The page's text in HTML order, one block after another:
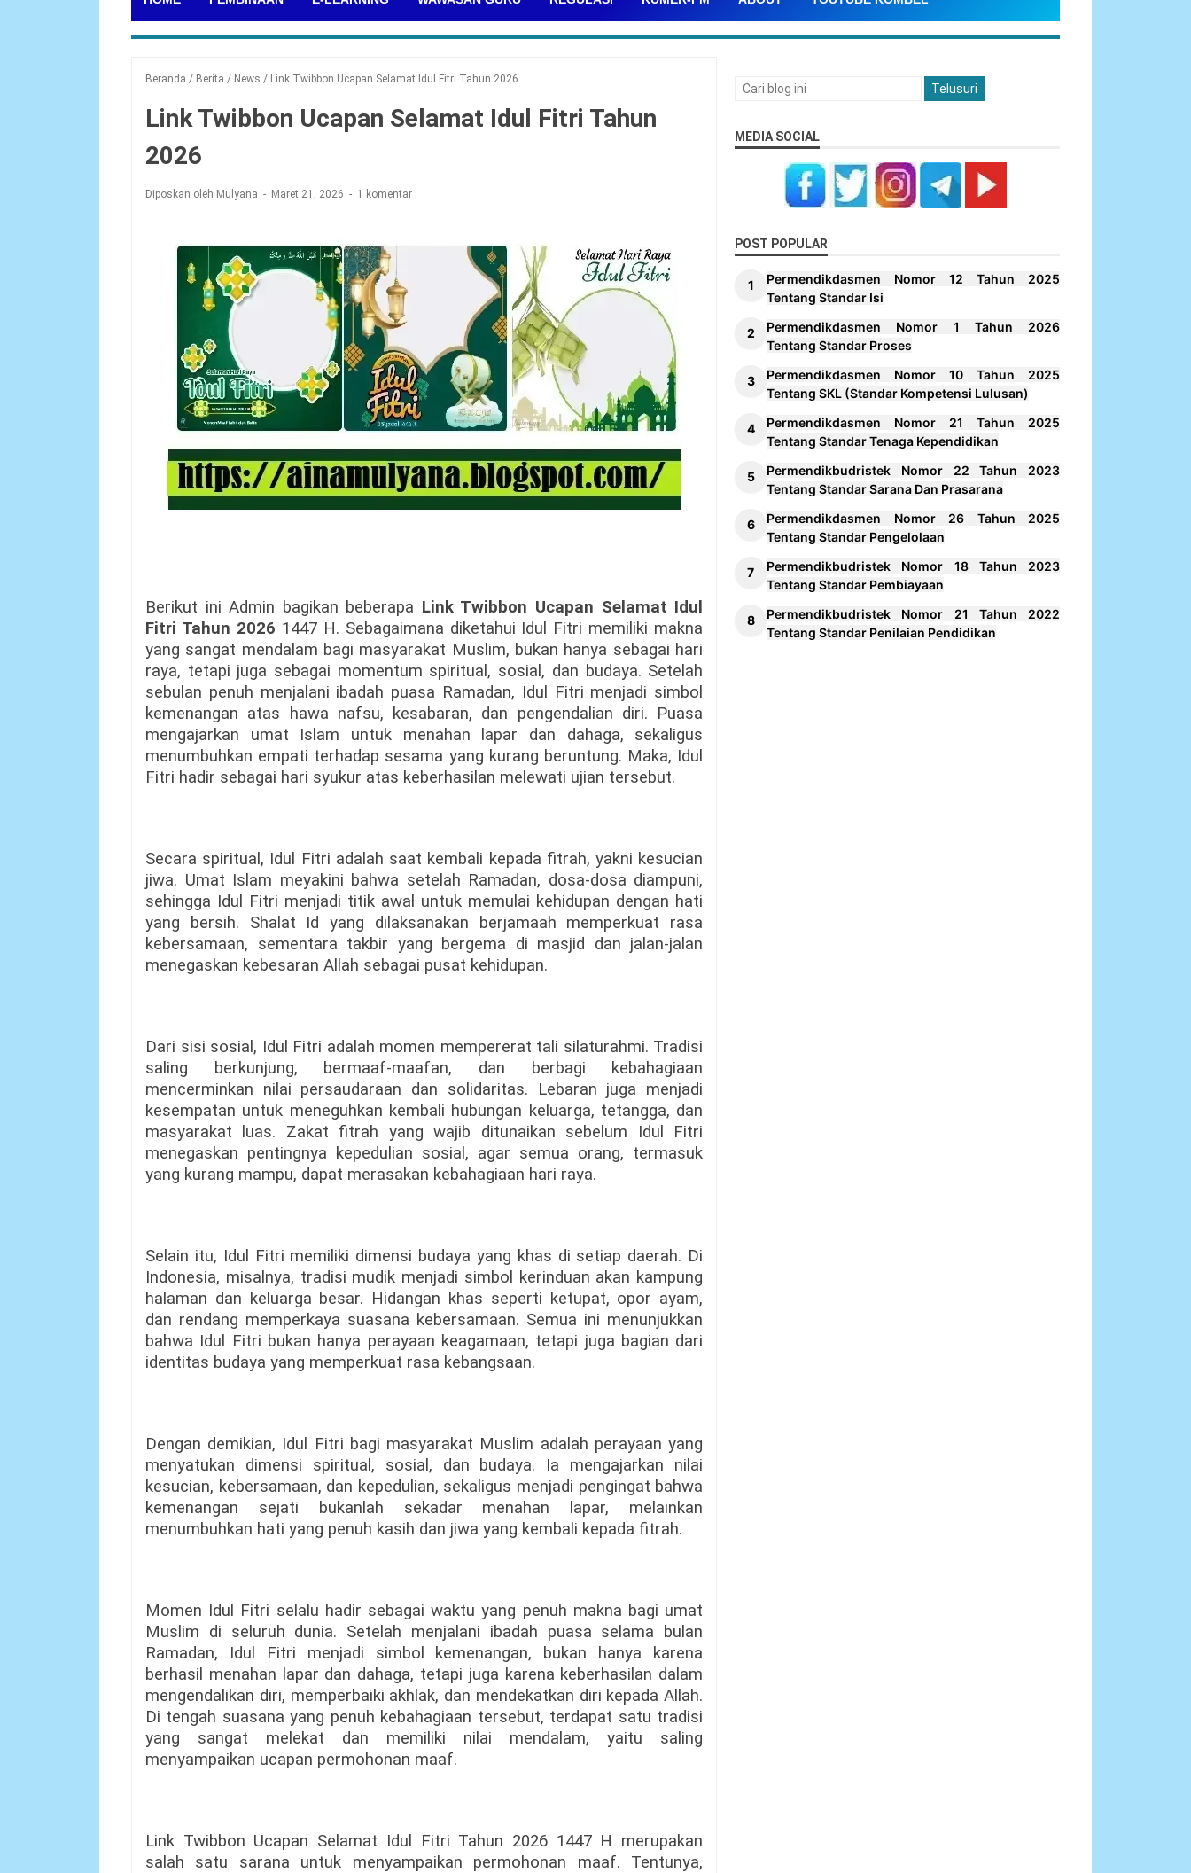
Beranda / Berita / News / Link Twibbon Ucapan Selamat Idul Fitri Tahun 2026
Link Twibbon Ucapan Selamat Idul Fitri Tahun
2026
Diposkan oleh Mulyana Maret 21, 2026 1 komentar
Berikut ini Admin bagikan beberapa Link Twibbon Ucapan Selamat Idul
Fitri Tahun 2026 1447 H. Sebagaimana diketahui Idul Fitri memiliki makna
yang sangat mendalam bagi masyarakat Muslim, bukan hanya sebagai hari
raya, tetapi juga sebagai momentum spiritual, sosial, dan budaya. Setelah
sebulan penuh menjalani ibadah puasa Ramadan, Idul Fitri menjadi simbol
kemenangan atas hawa nafsu, kesabaran, dan pengendalian diri. Puasa
mengajarkan umat Islam untuk menahan lapar dan dahaga, sekaligus
menumbuhkan empati terhadap sesama yang kurang beruntung. Maka, Idul
Fitri hadir sebagai hari syukur atas keberhasilan melewati ujian tersebut.
Secara spiritual, Idul Fitri adalah saat kembali kepada fitrah, yakni kesucian
jiwa. Umat Islam meyakini bahwa setelah Ramadan, dosa-dosa diampuni,
sehingga Idul Fitri menjadi titik awal untuk memulai kehidupan dengan hati
yang bersih. Shalat Id yang dilaksanakan berjamaah memperkuat rasa
kebersamaan, sementara takbir yang bergema di masjid dan jalan-jalan
menegaskan kebesaran Allah sebagai pusat kehidupan.
Dari sisi sosial, Idul Fitri adalah momen mempererat tali silaturahmi. Tradisi
saling berkunjung, bermaaf-maafan, dan berbagi kebahagiaan
mencerminkan nilai persaudaraan dan solidaritas. Lebaran juga menjadi
kesempatan untuk meneguhkan kembali hubungan keluarga, tetangga, dan
masyarakat luas. Zakat fitrah yang wajib ditunaikan sebelum Idul Fitri
menegaskan pentingnya kepedulian sosial, agar semua orang, termasuk
yang kurang mampu, dapat merasakan kebahagiaan hari raya.
Selain itu, Idul Fitri memiliki dimensi budaya yang khas di setiap daerah. Di
Indonesia, misalnya, tradisi mudik menjadi simbol kerinduan akan kampung
halaman dan keluarga besar. Hidangan khas seperti ketupat, opor ayam,
dan rendang memperkaya suasana kebersamaan. Semua ini menunjukkan
bahwa Idul Fitri bukan hanya perayaan keagamaan, tetapi juga bagian dari
identitas budaya yang memperkuat rasa kebangsaan.
Dengan demikian, Idul Fitri bagi masyarakat Muslim adalah perayaan yang
menyatukan dimensi spiritual, sosial, dan budaya. Ia mengajarkan nilai
kesucian, kebersamaan, dan kepedulian, sekaligus menjadi pengingat bahwa
kemenangan sejati bukanlah sekadar menahan lapar, melainkan
menumbuhkan hati yang penuh kasih dan jiwa yang kembali kepada fitrah.
Momen Idul Fitri selalu hadir sebagai waktu yang penuh makna bagi umat
Muslim di seluruh dunia. Setelah menjalani ibadah puasa selama bulan
Ramadan, Idul Fitri menjadi simbol kemenangan, bukan hanya karena
berhasil menahan lapar dan dahaga, tetapi juga karena keberhasilan dalam
mengendalikan diri, memperbaiki akhlak, dan mendekatkan diri kepada Allah.
Di tengah suasana yang penuh kebahagiaan tersebut, terdapat satu tradisi
yang sangat melekat dan memiliki nilai mendalam, yaitu saling
menyampaikan ucapan permohonan maaf.
Link Twibbon Ucapan Selamat Idul Fitri Tahun 2026 1447 H merupakan
salah satu sarana untuk menyampaikan permohonan maaf. Tentunya,
MEDIA SOCIAL
POST POPULAR
Permendikdasmen Nomor 12 Tahun 2025
Tentang Standar Isi
Permendikdasmen Nomor 1 Tahun 2026
Tentang Standar Proses
Permendikdasmen Nomor 10 Tahun 2025
Tentang SKL (Standar Kompetensi Lulusan)
Permendikdasmen Nomor 21 Tahun 2025
Tentang Standar Tenaga Kependidikan
Permendikbudristek Nomor 22 Tahun 2023
Tentang Standar Sarana Dan Prasarana
Permendikdasmen Nomor 26 Tahun 2025
Tentang Standar Pengelolaan
Permendikbudristek Nomor 18 Tahun 2023
Tentang Standar Pembiayaan
Permendikbudristek Nomor 21 Tahun 2022
Tentang Standar Penilaian Pendidikan